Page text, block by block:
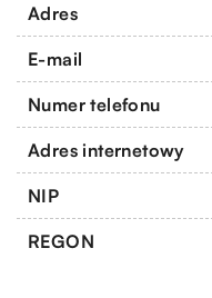
Adres
E-mail
Numer telefonu
Adres internetowy
NIP
REGON